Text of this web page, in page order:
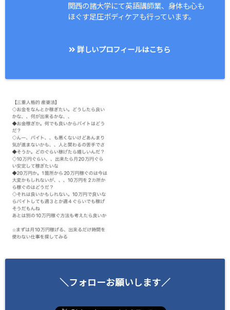
関西の諸大学にて英語講師業、身体も心も
ほぐす足圧ボディケアも行っています。
詳しいプロフィールはこちら
＼フォローお願いします／